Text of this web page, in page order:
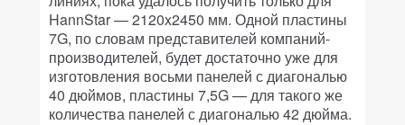
HannStar — 2120x2450 мм. Одной пластины
7G, по словам представителей компаний-
производителей, будет достаточно уже для
изготовления восьми панелей с диагональю
40 дюймов, пластины 7,5G — для такого же
количества панелей с диагональю 42 дюйма.